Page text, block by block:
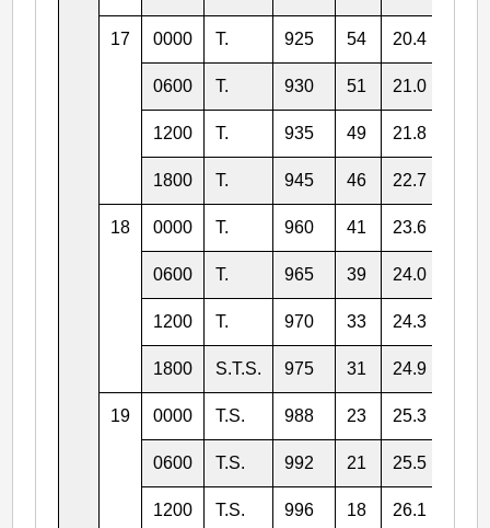
17 0000 T. 925 54 20.4
0600 T. 930 51 21.0
1200 T. 935 49 21.8
1800 T. 945 46 22.7
18 0000 T. 960 41 23.6
0600 T. 965 39 24.0
1200 T. 970 33 24.3
1800 S.T.S. 975 31 24.9
19 0000 T.S. 988 23 25.3
0600 T.S. 992 21 25.5
1200 T.S. 996 18 26.1